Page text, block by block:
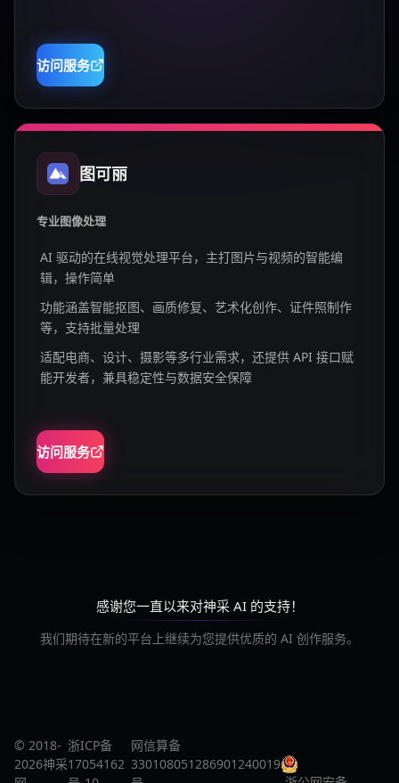
访问服务
图可丽
专业图像处理
AI 驱动的在线视觉处理平台，主打图片与视频的智能编
辑，操作简单
功能涵盖智能抠图、画质修复、艺术化创作、证件照制作
等，支持批量处理
适配电商、设计、摄影等多行业需求，还提供 API 接口赋
能开发者，兼具稳定性与数据安全保障
访问服务
感谢您一直以来对神采 AI 的支持！
我们期待在新的平台上继续为您提供优质的 AI 创作服务。
© 2018-
2026神采
浙ICP备
17054162
网信算备
330108051286901240019